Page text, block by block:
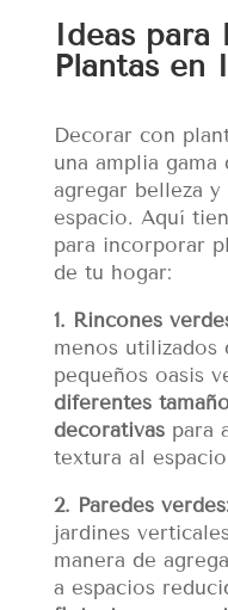
Ideas para
Plantas en
Decorar con
una amplia
agregar belleza
espacio. Aquí
para incorporar
de tu hogar:
1. Rincones
menos utilizados
pequeños oasis
diferentes
decorativaspara
textura al
2. Paredes
jardines
manera de
a espacios